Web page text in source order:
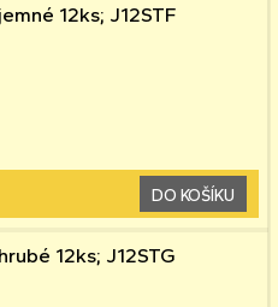
12ks; J12STF
DO KOŠÍKU
12ks; J12STG